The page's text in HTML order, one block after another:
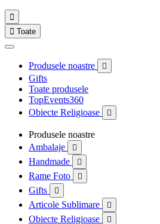

 Toate
Produsele noastre 
Gifts
Toate produsele
TopEvents360
Obiecte Religioase

Produsele noastre
Ambalaje

Handmade 
Rame Foto 
Gifts 
Articole Sublimare 
Obiecte Religioase 